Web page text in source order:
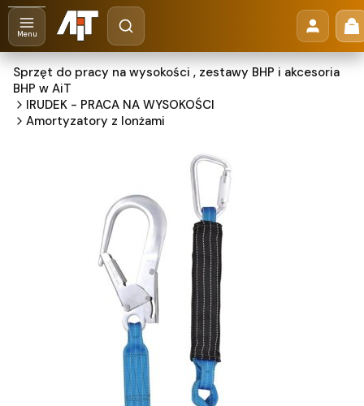
Otwórz wyszukiwarkę
Szukaj
Sprzęt do pracy na wysokości , zestawy BHP i akcesoria
BHP w AiT
IRUDEK - PRACA NA WYSOKOŚCI
Amortyzatory z lonżami
Menu